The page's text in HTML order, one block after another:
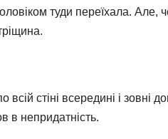
туди переїхала. Але,
стіні всередині і зовні
в непридатність.